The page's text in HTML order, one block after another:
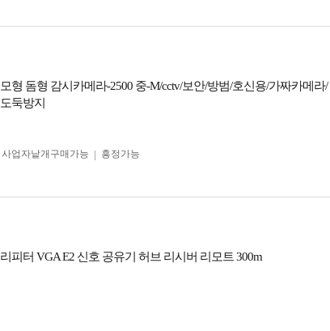
모형 돔형 감시카메라-2500 중-M/cctv/보안/방범/호신용/가짜카메라/
도둑방지
사업자 낱개구매가능 흥정가능
리피터 VGA E2 신호 공유기 허브 리시버 리모트 300m